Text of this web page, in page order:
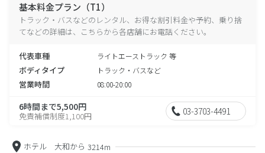
基本料金プラン（T1）
トラック・バスなどのレンタル、お得な割引料金や予約、乗り捨
てなどの詳細は、こちらから各店舗にお電話ください。
代表車種 ライトエーストラック 等
ボディタイプ トラック・バスなど
営業時間 08:00-20:00
6時間まで5,500円
免責補償制度1,100円 03-3703-4491
ホテル 大和から 3214m